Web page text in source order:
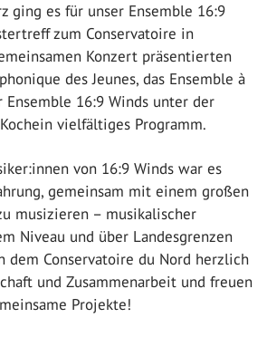
ging es für unser Ensemble 16:9
zum Conservatoire in
Konzert präsentierten
des Jeunes, das Ensemble à
Ensemble 16:9 Winds unter der
vielfältiges Programm.
von 16:9 Winds war es
gemeinsam mit einem großen
musizieren – musikalischer
Niveau und über Landesgrenzen
dem Conservatoire du Nord herzlich
und Zusammenarbeit und freuen
Projekte!